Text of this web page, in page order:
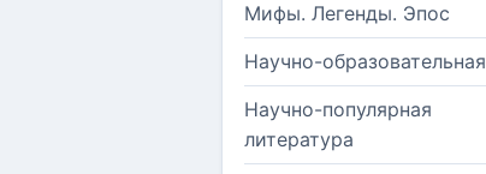
Мифы. Легенды. Эпос
Научно-образовательная
Научно-популярная
литература